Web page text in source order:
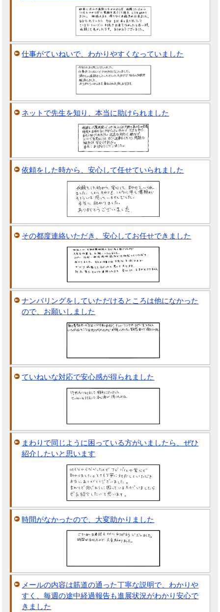
仕事がていねいで、わかりやすくなっていました
ネットで先生を知り、本当に助けられました
依頼をした時から、安心して任せていられました
その都度連絡いただき、安心してお任せできました
ナンバリングをしていただけるところは他になかった
ので、お願いしました
ていねいな対応で安心感が得られました
まわりで同じように困っている方がいましたら、ぜひ
紹介したいと思います
時間がなかったので、大変助かりました
メールの内容は筋道の通った丁寧な説明で、わかりや
すく、毎週の途中経過報告も進展状況がわかり安心で
きました